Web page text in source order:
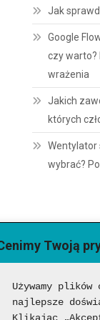
Twoją
Używamy
najlepsze
Jak
Google
czy warto?
wrażenia
Jakich
których
Wentylator
wybrać?